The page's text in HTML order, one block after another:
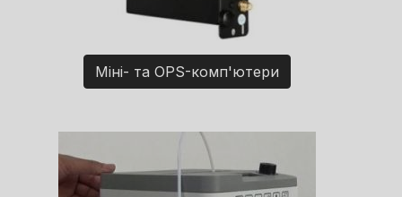
Міні- та OPS-комп'ютери